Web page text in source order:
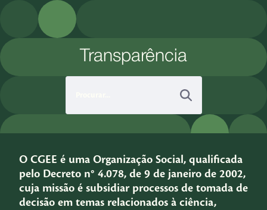
Pular para o Conteúdo principal
Transparência
O CGEE é uma Organização Social, qualificada
pelo Decreto n° 4.078, de 9 de janeiro de 2002,
cuja missão é subsidiar processos de tomada de
decisão em temas relacionados à ciência,